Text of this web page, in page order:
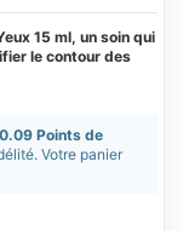
15 ml, un soin qui
le contour des
0.09 Points de
Votre panier